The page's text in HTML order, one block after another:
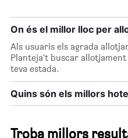
On és el millor lloc per
Als usuaris els agrada
Planteja't buscar
teva estada.
Quins són els millors
Troba millors